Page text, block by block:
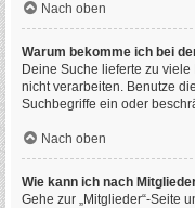
Nach oben
Warum bekomme ich bei
Deine Suche lieferte zu
nicht verarbeiten. Benutze
Suchbegriffe ein oder
Nach oben
Wie kann ich nach
Gehe zur „Mitglieder“-Seite